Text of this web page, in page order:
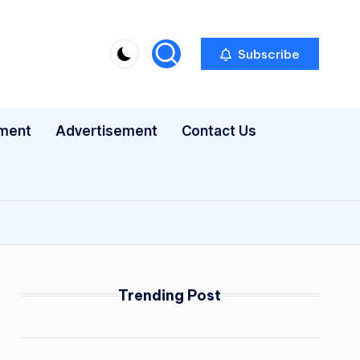
Subscribe
Advertisement Contact Us
Trending Post